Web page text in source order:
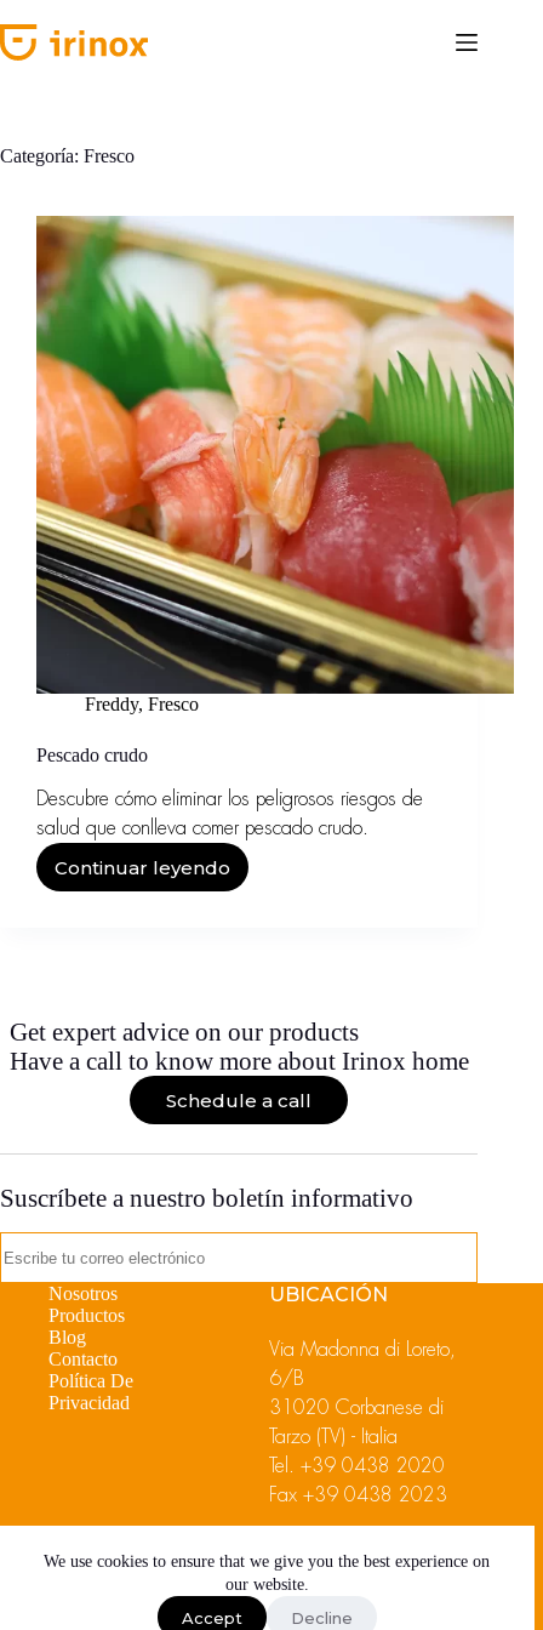
al
contenido
We use cookies to ensure that we give you the best experience on
our website.
Accept Decline
Categoría: Fresco
Freddy, Fresco
Pescado crudo
Descubre cómo eliminar los peligrosos riesgos de
salud que conlleva comer pescado crudo.
Continuar leyendo
Pescado
Get expert advice on our products
Have a call to know more about Irinox home
Schedule a call
Suscríbete a nuestro boletín informativo
Nosotros
Productos
Blog
Contacto
Política De
Privacidad
UBICACIÓN
Via Madonna di Loreto,
6/B
31020 Corbanese di
Tarzo (TV) - Italia
Tel.+39 0438 2020
Fax +39 0438 2023